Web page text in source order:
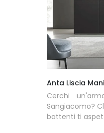
Anta Liscia
Cerchi
Sangiacomo?
battenti ti